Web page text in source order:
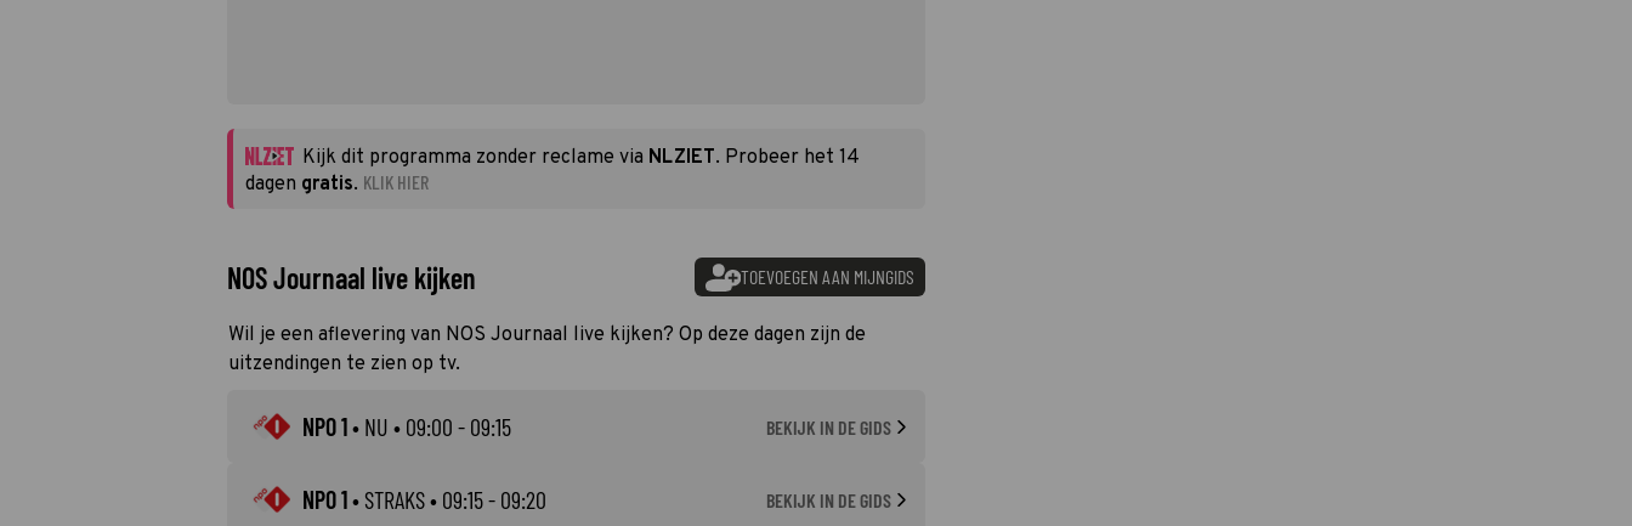
Kijk dit programma zonder reclame via NLZIET. Probeer het 14
dagen gratis. KLIK HIER
NOS Journaal live kijken TOEVOEGEN AAN MIJNGIDS
Wil je een aflevering van NOS Journaal live kijken? Op deze dagen zijn de
uitzendingen te zien op tv.
NPO 1• NU • 09:00 - 09:15 BEKIJK IN DE GIDS
NPO 1• STRAKS• 09:15 - 09:20 BEKIJK IN DE GIDS